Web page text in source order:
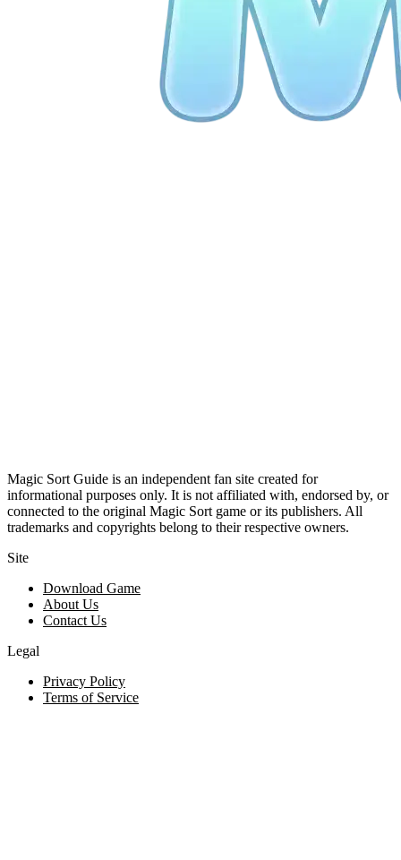
Magic Sort Guide is an independent fan site created for
informational purposes only. It is not affiliated with, endorsed by, or
connected to the original Magic Sort game or its publishers. All
trademarks and copyrights belong to their respective owners.
Site
Download Game
About Us
Contact Us
Legal
Privacy Policy
Terms of Service